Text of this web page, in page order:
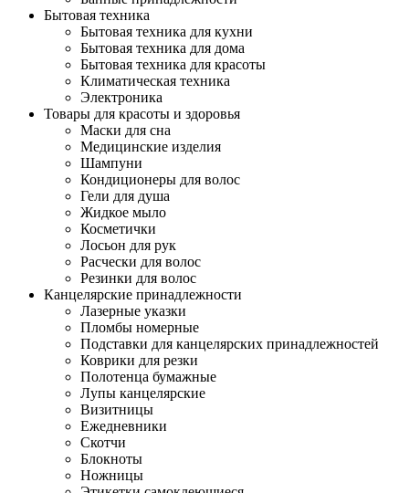
Бытовая техника
Бытовая техника для кухни
Бытовая техника для дома
Бытовая техника для красоты
Климатическая техника
Электроника
Товары для красоты и здоровья
Маски для сна
Медицинские изделия
Шампуни
Кондиционеры для волос
Гели для душа
Жидкое мыло
Косметички
Лосьон для рук
Расчески для волос
Резинки для волос
Канцелярские принадлежности
Лазерные указки
Пломбы номерные
Подставки для канцелярских принадлежностей
Коврики для резки
Полотенца бумажные
Лупы канцелярские
Визитницы
Ежедневники
Скотчи
Блокноты
Ножницы